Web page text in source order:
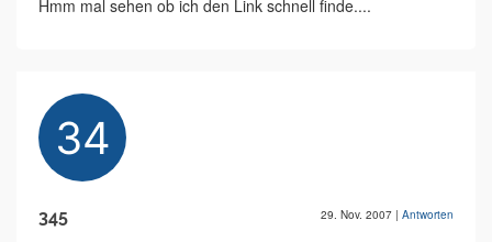
Hmm mal sehen ob ich den Link schnell finde....
345 29. Nov. 2007 | Antworten